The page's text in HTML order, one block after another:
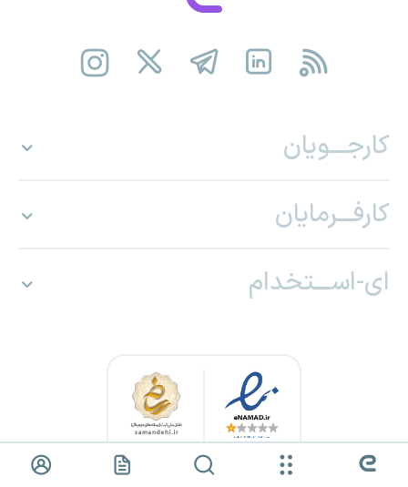
کارجـــویان
کارفـــرمایان
ای-اســـتخدام